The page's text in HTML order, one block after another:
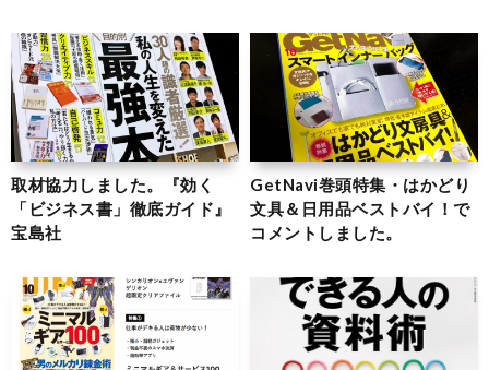
取材協力しました。『効く
「ビジネス書」徹底ガイド』
宝島社
GetNavi巻頭特集・はかどり
文具＆日用品ベストバイ！で
コメントしました。